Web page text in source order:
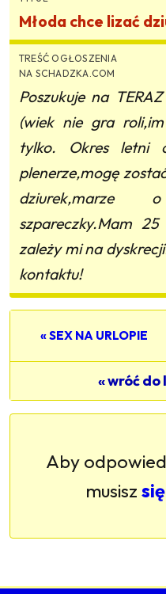
Młoda chce lizać
TREŚĆ OGŁOSZENIA
NA SCHADZKA.COM
Poszukuje na
(wiek nie gra
tylko. Okres letni
plenerze,mogę
dziurek,marze
szpareczky.Mam
zależy mi na
kontaktu!
« SEX NA URLOPIE
« wróć do
Aby
musisz